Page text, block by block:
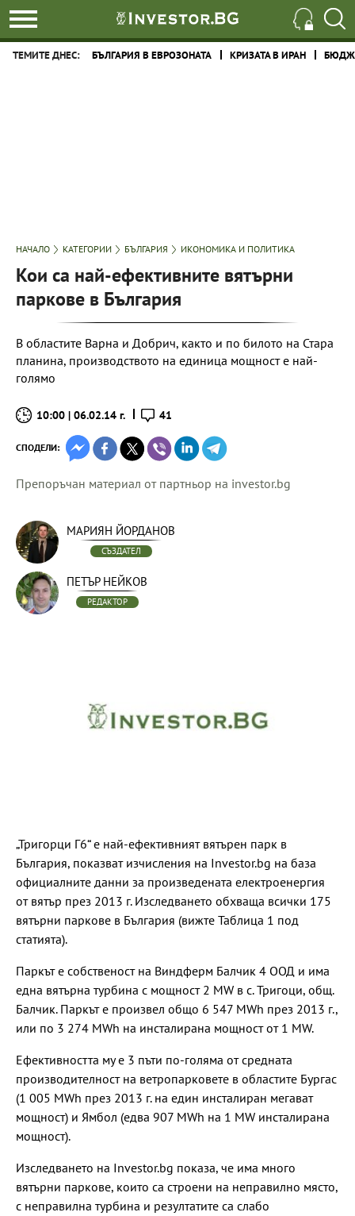
ТЕМИТЕ ДНЕС: БЪЛГАРИЯ В ЕВРОЗОНАТА КРИЗАТА В ИРАН
НАЧАЛО КАТЕГОРИИ БЪЛГАРИЯ ИКОНОМИКА И ПОЛИТИКА
Кои са най-ефективните вятърни
паркове в България
В областите Варна и Добрич, както и по билото на Стара
планина, производството на единица мощност е най-
голямо
10:00 | 06.02.14 г. 41
СПОДЕЛИ:
Препоръчан материал от партньор на investor.bg
МАРИЯН ЙОРДАНОВ
СЪЗДАТЕЛ
ПЕТЪР НЕЙКОВ
РЕДАКТОР
„Тригорци Г6“ е най-ефективният вятърен парк в
България, показват изчисления на Investor.bg на база
официалните данни за произведената електроенергия
от вятър през 2013 г. Изследването обхваща всички 175
вятърни паркове в България (вижте Таблица 1 под
статията).
Паркът е собственост на Виндферм Балчик 4 ООД и има
една вятърна турбина с мощност 2 MW в с. Тригоци, общ.
Балчик. Паркът е произвел общо 6 547 MWh през 2013 г.,
или по 3 274 MWh на инсталирана мощност от 1 MW.
Ефективността му е 3 пъти по-голяма от средната
производителност на ветропарковете в областите Бургас
(1 005 MWh през 2013 г. на един инсталиран мегават
мощност) и Ямбол (едва 907 MWh на 1 MW инсталирана
мощност).
Изследването на Investor.bg показа, че има много
вятърни паркове, които са строени на неправилно място,
с неправилна турбина и резултатите са слабо